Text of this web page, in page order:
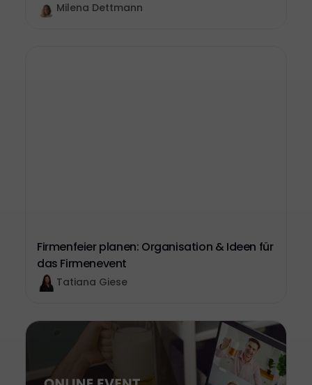
Milena Dettmann
Firmenfeier planen: Organisation & Ideen für
das Firmenevent
Tatiana Giese